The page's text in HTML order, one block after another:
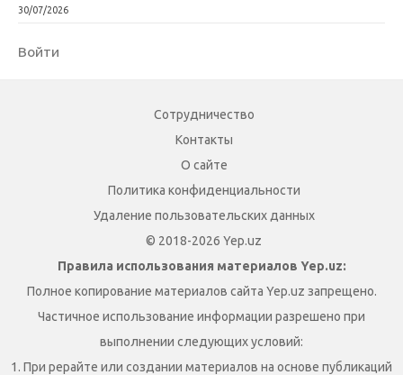
30/07/2026
Войти
Сотрудничество
Контакты
О сайте
Политика конфиденциальности
Удаление пользовательских данных
© 2018-2026 Yep.uz
Правила использования материалов Yep.uz:
Полное копирование материалов сайта Yep.uz запрещено.
Частичное использование информации разрешено при
выполнении следующих условий:
1. При рерайте или создании материалов на основе публикаций